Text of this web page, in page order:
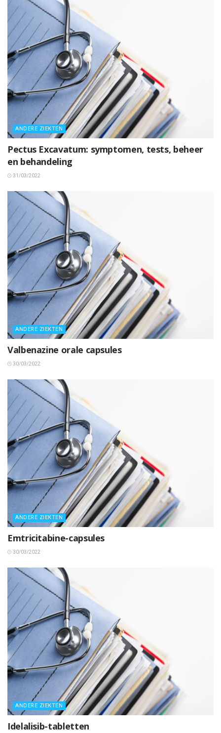
ANDERE ZIEKTEN
Pectus Excavatum: symptomen, tests, beheer
en behandeling
31/03/2022
ANDERE ZIEKTEN
Valbenazine orale capsules
30/03/2022
ANDERE ZIEKTEN
Emtricitabine-capsules
30/03/2022
ANDERE ZIEKTEN
Idelalisib-tabletten